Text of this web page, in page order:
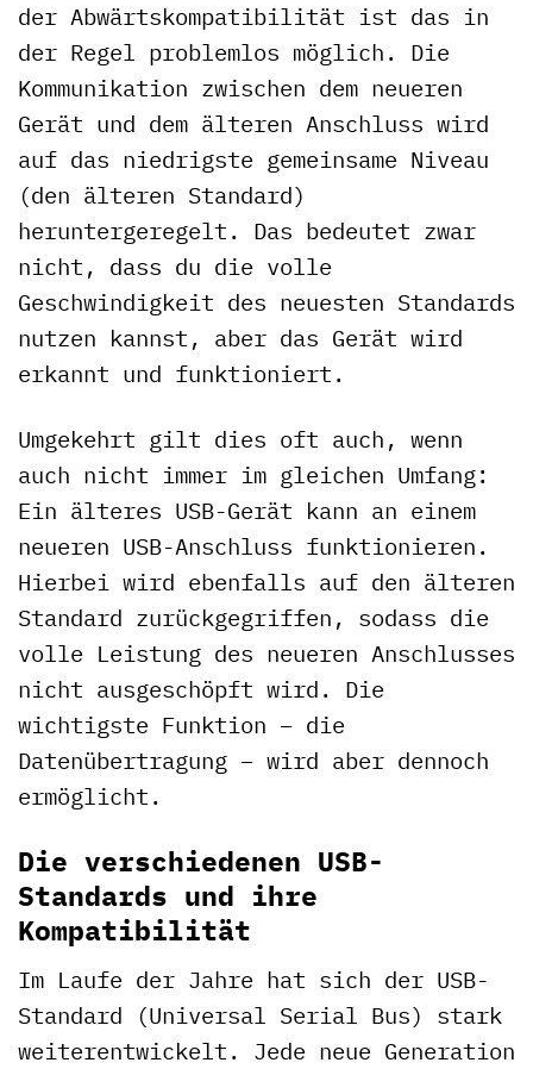
der Abwärtskompatibilität ist das in
der Regel problemlos möglich. Die
Kommunikation zwischen dem neueren
Gerät und dem älteren Anschluss wird
auf das niedrigste gemeinsame Niveau
(den älteren Standard)
heruntergeregelt. Das bedeutet zwar
nicht, dass du die volle
Geschwindigkeit des neuesten Standards
nutzen kannst, aber das Gerät wird
erkannt und funktioniert.
Umgekehrt gilt dies oft auch, wenn
auch nicht immer im gleichen Umfang:
Ein älteres USB-Gerät kann an einem
neueren USB-Anschluss funktionieren.
Hierbei wird ebenfalls auf den älteren
Standard zurückgegriffen, sodass die
volle Leistung des neueren Anschlusses
nicht ausgeschöpft wird. Die
wichtigste Funktion – die
Datenübertragung – wird aber dennoch
ermöglicht.
Die verschiedenen USB-
Standards und ihre
Kompatibilität
Im Laufe der Jahre hat sich der USB-
Standard (Universal Serial Bus) stark
weiterentwickelt. Jede neue Generation